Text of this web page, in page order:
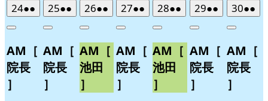
242026
年
月
24
日
●●
件
イ
ベ
ト)
Close
AM［
院長
］
252026
年
月
25
日
●●
件
イ
ベ
ト)
Close
AM［
院長
］
262026
年
月
26
日
●●
件
イ
ベ
ト)
Close
AM［
池田
］
272026
年
月
27
日
●●
件
イ
ベ
ト)
Close
AM［
院長
］
282026
年
月
28
日
●●
件
イ
ベ
ト)
Close
AM［
池田
］
292026
年
月
29
日
●●
件
イ
ベ
ト)
Close
AM［
院長
］
302026
年
月
30
日
●●
件
イ
Close
AM［
院長
］